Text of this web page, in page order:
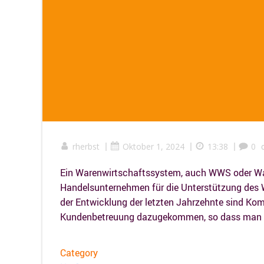
rherbst | Oktober 1, 2024 | 13:38 | 0
Ein Warenwirtschaftssystem, auch WWS oder
Handelsunternehmen für die Unterstützung
der Entwicklung der letzten Jahrzehnte sind
Kundenbetreuung dazugekommen, so dass
Category